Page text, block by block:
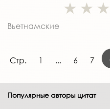
Вьетнамские
Стр. 1 ... 6 7
Популярные авторы цитат